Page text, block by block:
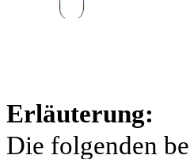
Erläuterung:
Die folgenden